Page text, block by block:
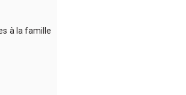
à la famille